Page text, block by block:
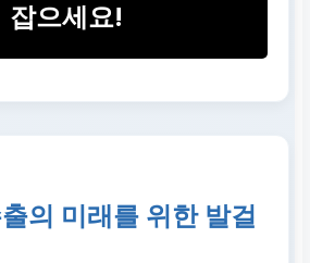
잡으세요!
의 미래를 위한 발걸